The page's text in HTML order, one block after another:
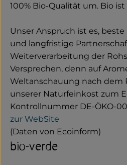
100% Bio-Qualität um. Bio
Unser Anspruch ist es,
und langfristige
Weiterverarbeitung der
Versprechen, denn auf
Weltanschauung nach dem
unserer Naturfeinkost zum
Kontrollnummer DE-ÖKO-
zur WebSite
(Daten von Ecoinform)
bio-verde